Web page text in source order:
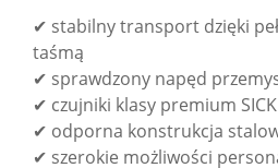
✔ stabilny transport dzięki
taśmą
✔ sprawdzony napęd
✔ czujniki klasy premium SICK
✔ odporna konstrukcja
✔ szerokie możliwości